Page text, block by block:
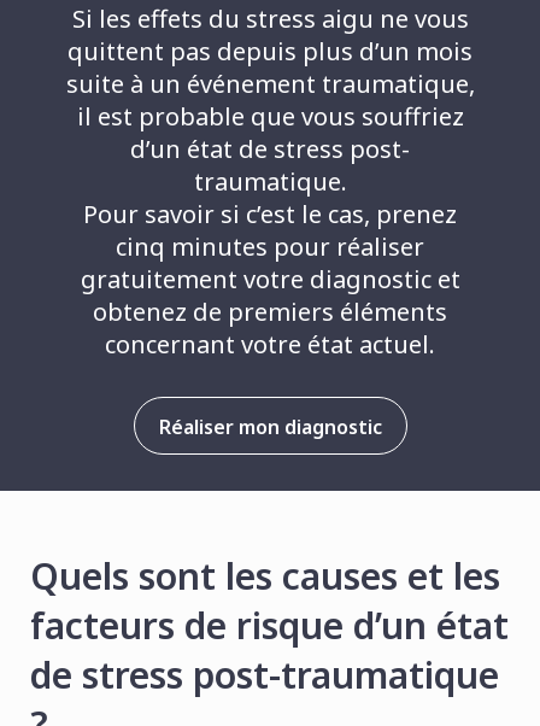
Si les effets du stress aigu ne vous
quittent pas depuis plus d’un mois
suite à un événement traumatique,
il est probable que vous souffriez
d’un état de stress post-
traumatique.
Pour savoir si c’est le cas, prenez
cinq minutes pour réaliser
gratuitement votre diagnostic et
obtenez de premiers éléments
concernant votre état actuel.
Réaliser mon diagnostic
Quels sont les causes et les
facteurs de risque d’un état
de stress post-traumatique